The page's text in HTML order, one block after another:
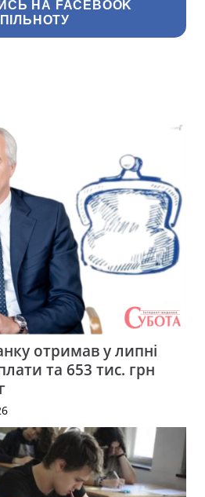
НА FACEBOOK
отримав у липні
та 653 тис. грн